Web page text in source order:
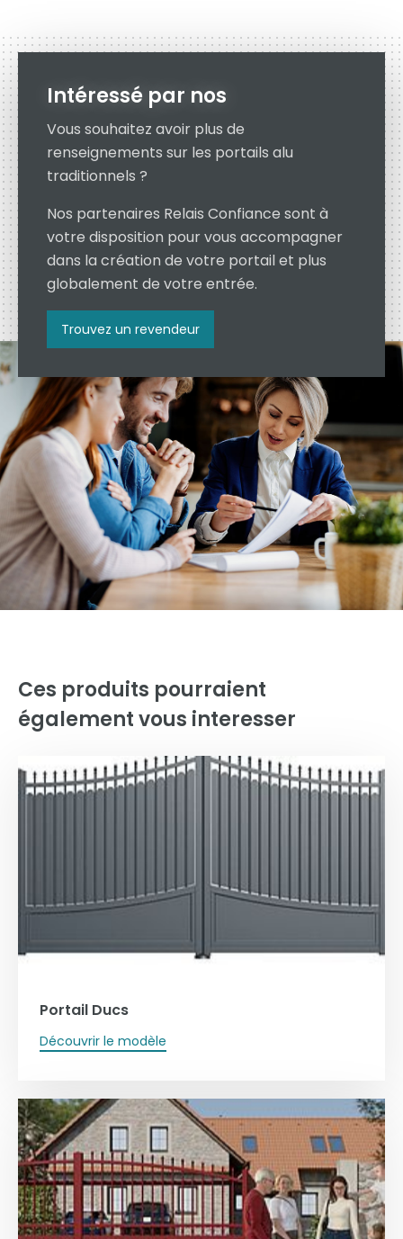
Intéressé par nos
Vous souhaitez avoir plus de
renseignements sur les portails alu
traditionnels ?
Nos partenaires Relais Confiance sont à
votre disposition pour vous accompagner
dans la création de votre portail et plus
globalement de votre entrée.
Trouvez un revendeur
Ces produits pourraient
également vous interesser
Portail Ducs
Découvrir le modèle